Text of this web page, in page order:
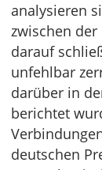
analysieren
zwischen der
darauf
unfehlbar
darüber in
berichtet
deutschen